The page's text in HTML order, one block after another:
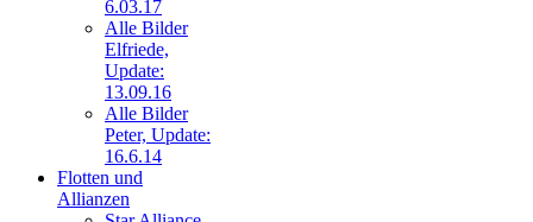
Neue Bilder Online!
>Bilder von Elfriede<
> Letzte Änderung
06.03.17 <
UNSERE
GALERIE
6.03.17
Alle Bilder
Elfriede,
Update:
13.09.16
Alle Bilder
Peter, Update:
16.6.14
Flotten und
Allianzen